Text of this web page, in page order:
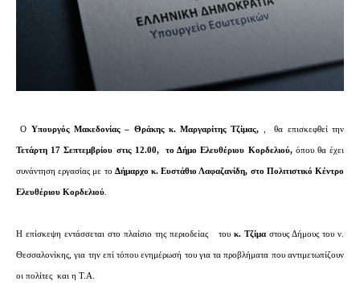
Ο Υπουργός Μακεδονίας – Θράκης κ. Μαργαρίτης Τζίμας, , θα επισκεφθεί την
Τετάρτη 17 Σεπτεμβρίου στις 12.00, το Δήμο Ελευθέριου Κορδελιού, όπου θα έχει
συνάντηση εργασίας με το Δήμαρχο κ. Ευστάθιο Λαφαζανίδη, στο Πολιτιστικό Κέντρο
Ελευθέριου Κορδελιού.
Η επίσκεψη εντάσσεται στο πλαίσιο της περιοδείας του κ. Τζίμαστους Δήμους του ν.
Θεσσαλονίκης, για την επί τόπου ενημέρωσή του για τα προβλήματα που αντιμετωπίζουν
οι πολίτες και η Τ.Α.